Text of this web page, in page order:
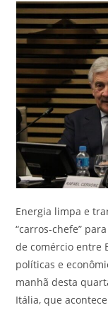
Energia limpa e
“carros-chefe”
de comércio entre
políticas e
manhã desta
Itália, que